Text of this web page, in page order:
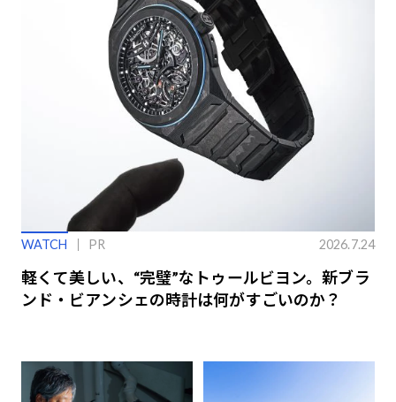
WATCH PR 2026.7.24
軽くて美しい、“完璧”なトゥールビヨン。新ブラ
ンド・ビアンシェの時計は何がすごいのか？